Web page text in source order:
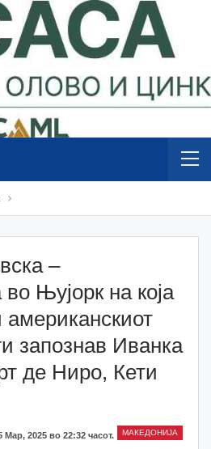
–
Њујорк на која
запознав Иванка
де Ниро, Кети
МАКЕДОНИЈА
Мар, 2025 во 22:32 часот.